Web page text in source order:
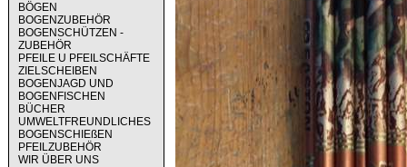
BÖGEN
BOGENZUBEHÖR
BOGENSCHÜTZEN -
ZUBEHÖR
PFEILE U PFEILSCHÄFTE
ZIELSCHEIBEN
BOGENJAGD UND
BOGENFISCHEN
BÜCHER
UMWELTFREUNDLICHES
BOGENSCHIEßEN
PFEILZUBEHÖR
WIR ÜBER UNS